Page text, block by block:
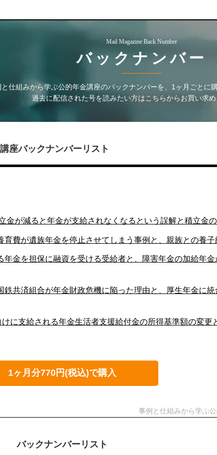
Mail Magazine Back Number
バックナンバー
仕組みから学ぶ公的年金講座のバックナンバーを、1ヶ月ごとに
過去に配信された号を読みたい方はこちらからお買い求め
座バックナンバーリスト
金が減ると年金が支給されなくなるという誤解と積立金
育費が遺族年金を停止させてしまう事例と、親族との養子
年金を担保に融資を受ける受給者と、障害年金の加給年金
鉄共済組合が年金財政危機に陥った理由と、厚生年金に統
に支給される年金生活者支援給付金の所得基準額の変更
1ヶ月分770円(税込)で購入
事例と仕組みから学ぶ
バックナンバーリスト